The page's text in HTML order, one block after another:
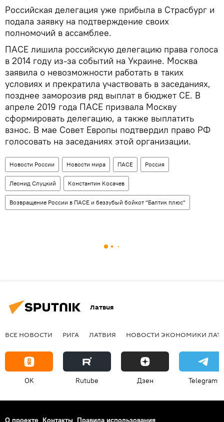
Российская делегация уже прибыла в Страсбург и
подала заявку на подтверждение своих
полномочий в ассамблее.
ПАСЕ лишила российскую делегацию права голоса
в 2014 году из-за событий на Украине. Москва
заявила о невозможности работать в таких
условиях и прекратила участвовать в заседаниях,
позднее заморозив ряд выплат в бюджет СЕ. В
апреле 2019 года ПАСЕ призвала Москву
сформировать делегацию, а также выплатить
взнос. В мае Совет Европы подтвердил право РФ
голосовать на заседаниях этой организации.
Новости России Новости мира ПАСЕ Россия
Леонид Слуцкий Константин Косачев
Возвращение России в ПАСЕ и беззубый бойкот "Балтик плюс"
Латвия
ВСЕ НОВОСТИ РИГА ЛАТВИЯ НОВОСТИ ЭКОНОМИКИ
OK Rutube Дзен Telegram
О проекте Контакты Правила использования